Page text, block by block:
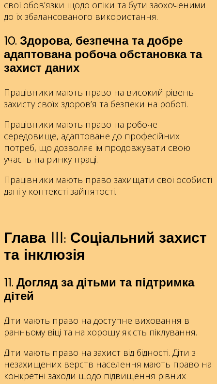
свої обов’язки щодо опіки та бути заохоченими
до їх збалансованого використання.
10. Здорова, безпечна та добре
адаптована робоча обстановка та
захист даних
Працівники мають право на високий рівень
захисту своїх здоров’я та безпеки на роботі.
Працівники мають право на робоче
середовище, адаптоване до професійних
потреб, що дозволяє їм продовжувати свою
участь на ринку праці.
Працівники мають право захищати свої особисті
дані у контексті зайнятості.
Глава III: Соціальний захист
та інклюзія
11. Догляд за дітьми та підтримка
дітей
Діти мають право на доступне виховання в
ранньому віці та на хорошу якість піклування.
Діти мають право на захист від бідності. Діти з
незахищених верств населення мають право на
конкретні заходи щодо підвищення рівних